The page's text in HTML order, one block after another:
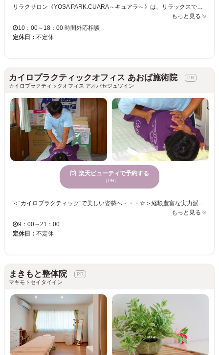
もっと見る
10：00～18：00 時間外応相談
定休日： 不定休
カイロプラクティックオフィス あおば施術院
カイロプラクティックオフィス アオバセジュツイン
楽天ビューティで予約する
[PR]
もっと見る
9：00～21：00
定休日： 不定休
まきもと整体院
マキモトセイタイイン